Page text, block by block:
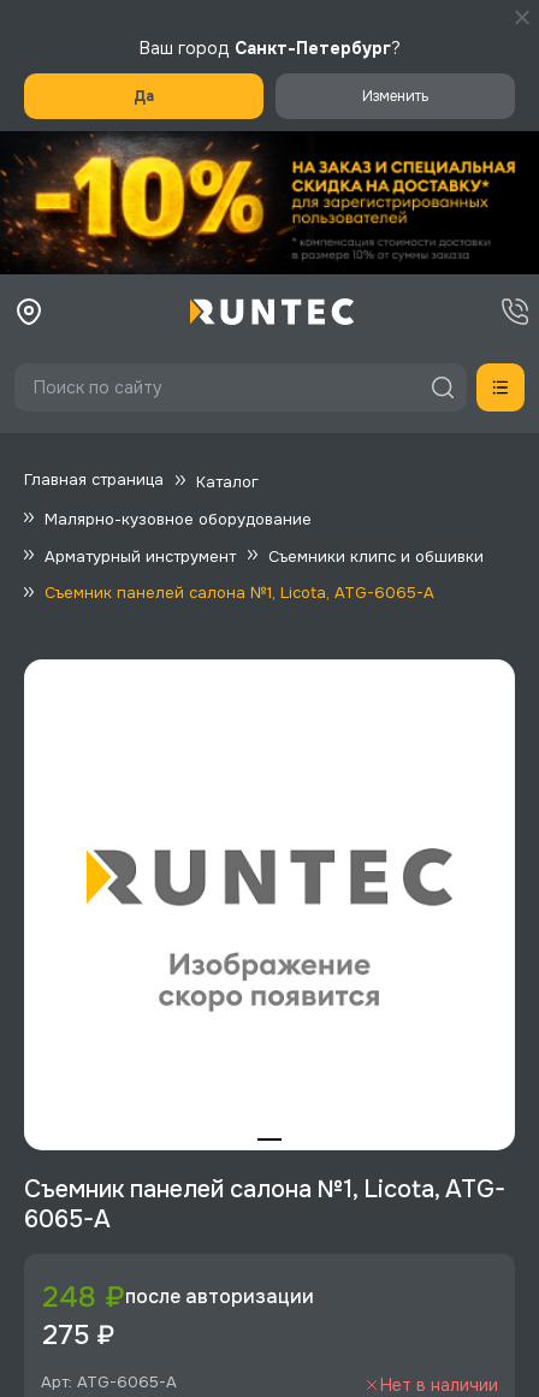
Ваш город Санкт-Петербург?
Да Изменить
Главная страница
Каталог
Малярно-кузовное оборудование
Арматурный инструмент
Съемники клипс и обшивки
Съемник панелей салона №1, Licota, ATG-6065-A
Съемник панелей салона №1, Licota, ATG-
6065-A
248 ₽после авторизации
275 ₽
Арт: ATG-6065-A Нет в наличии